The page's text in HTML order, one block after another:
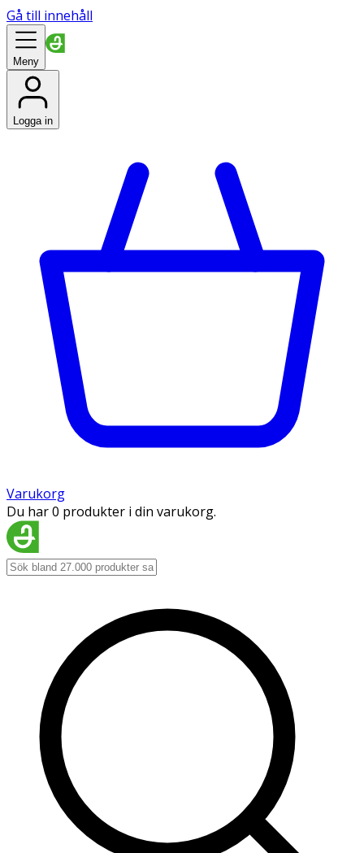
Gå till innehåll
Meny
Logga in
Varukorg
Du har 0 produkter i din varukorg.